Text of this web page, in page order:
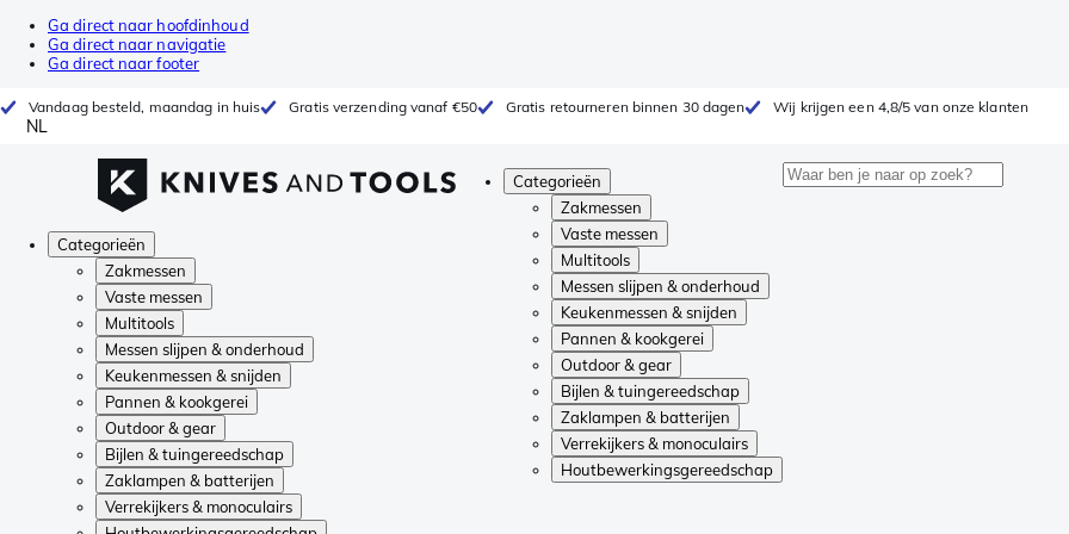
Ga direct naar hoofdinhoud
Ga direct naar navigatie
Ga direct naar footer
Vandaag besteld, maandag in huis Gratis verzending vanaf €50 Gratis retourneren binnen 30 dagen Wij krijgen een 4,8/5 van onze klanten
NL
Categorieën
Zakmessen
Vaste messen
Multitools
Messen slijpen & onderhoud
Keukenmessen & snijden
Pannen & kookgerei
Outdoor & gear
Bijlen & tuingereedschap
Zaklampen & batterijen
Verrekijkers & monoculairs
Houtbewerkingsgereedschap
Categorieën
Zakmessen
Vaste messen
Multitools
Messen slijpen & onderhoud
Keukenmessen & snijden
Pannen & kookgerei
Outdoor & gear
Bijlen & tuingereedschap
Zaklampen & batterijen
Verrekijkers & monoculairs